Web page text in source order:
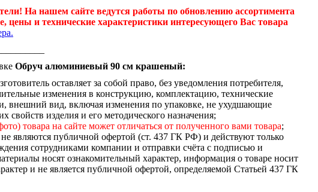
На нашем сайте ведутся работы по обновлению ассортимента
цены и технические характеристики интересующего Вас товара
Обруч алюминиевый 90 см крашеный:
оставляет за собой право, без уведомления потребителя,
изменения в конструкцию, комплектацию, технические
внешний вид, включая изменения по упаковке, не ухудшающие
свойств изделия и его методического назначения;
товара на сайте может отличаться от полученного вами товара;
являются публичной офертой (ст. 437 ГК РФ) и действуют только
сотрудниками компании и отправки счёта с подписью и
носят ознакомительный характер, информация о товаре носит
и не является публичной офертой, определяемой Статьей 437 ГК